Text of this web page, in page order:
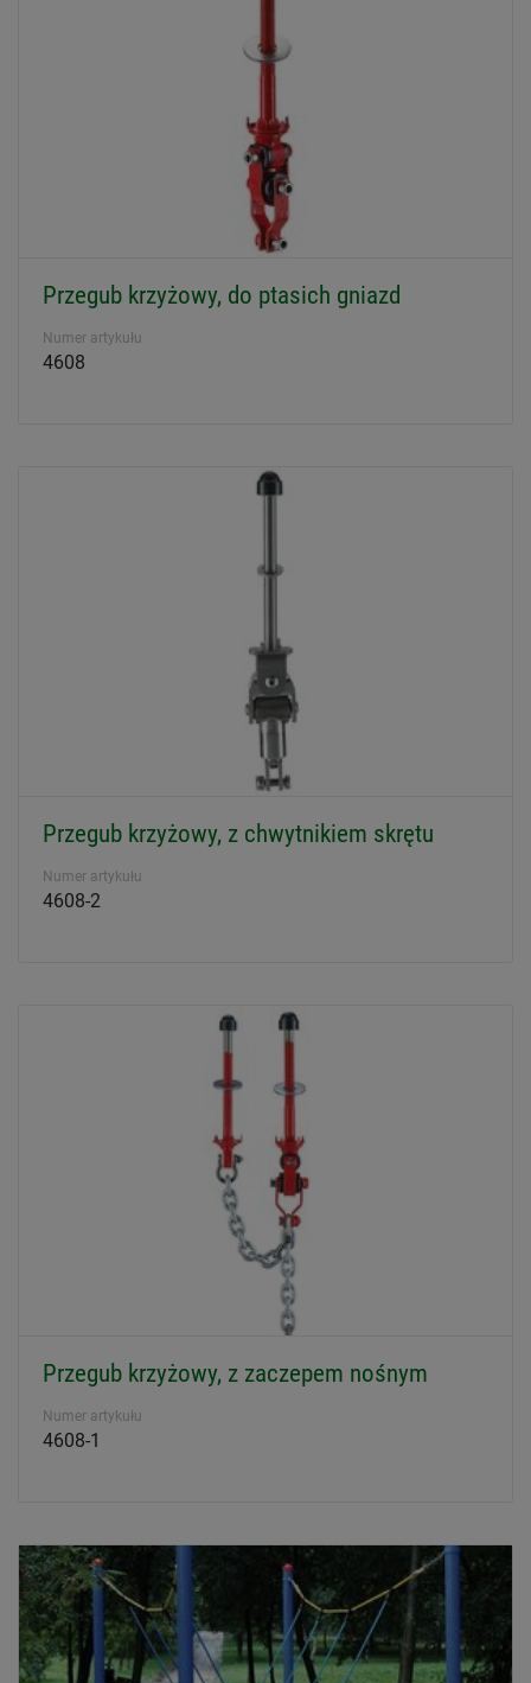
Przegub krzyżowy, do ptasich gniazd
Numer artykułu
4608
Przegub krzyżowy, z chwytnikiem skrętu
Numer artykułu
4608-2
Przegub krzyżowy, z zaczepem nośnym
Numer artykułu
4608-1